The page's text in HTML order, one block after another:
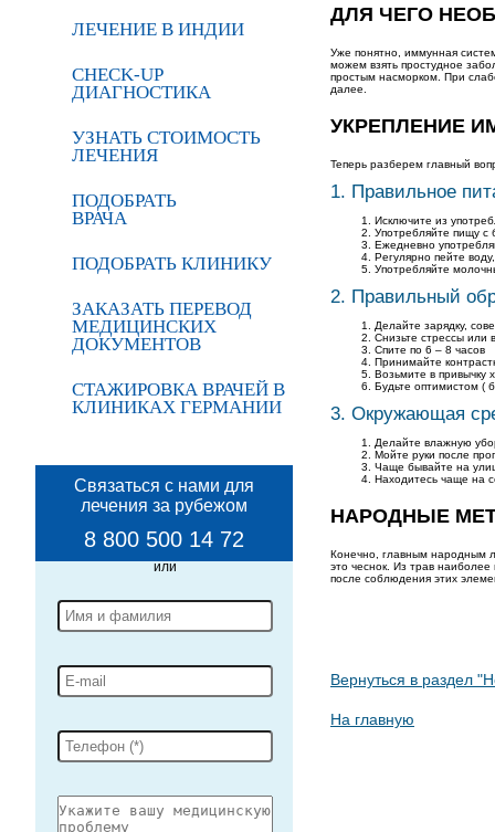
ЛЕЧЕНИЕ В ИНДИИ
CHECK-UP
ДИАГНОСТИКА
УЗНАТЬ СТОИМОСТЬ
ЛЕЧЕНИЯ
ПОДОБРАТЬ
ВРАЧА
ПОДОБРАТЬ КЛИНИКУ
ЗАКАЗАТЬ ПЕРЕВОД
МЕДИЦИНСКИХ
ДОКУМЕНТОВ
СТАЖИРОВКА ВРАЧЕЙ В
КЛИНИКАХ ГЕРМАНИИ
Связаться с нами для
лечения за рубежом
8 800 500 14 72
ДЛЯ ЧЕГО
Уже понятно, иммунная
можем взять простудное
простым насморком. При
далее.
УКРЕПЛЕНИЕ
Теперь разберем главный
1. Правильное
Исключите из
Употребляйте пищу
Ежедневно
Регулярно пейте
Употребляйте
2. Правильный
Делайте зарядку,
Снизьте стрессы или
Спите по 6 – 8 часов
Принимайте
Возьмите в привычку
Будьте оптимистом (
3. Окружающая
Делайте влажную
Мойте руки после
Чаще бывайте на
Находитесь чаще на
НАРОДНЫЕ
Конечно, главным народным
это чеснок. Из трав
после соблюдения этих
Вернуться в раздел
На главную